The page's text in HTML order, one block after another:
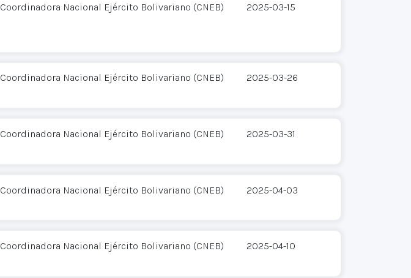
Coordinadora Nacional Ejército Bolivariano (CNEB) 2025-03-15
Coordinadora Nacional Ejército Bolivariano (CNEB) 2025-03-26
Coordinadora Nacional Ejército Bolivariano (CNEB) 2025-03-31
Coordinadora Nacional Ejército Bolivariano (CNEB) 2025-04-03
Coordinadora Nacional Ejército Bolivariano (CNEB) 2025-04-10